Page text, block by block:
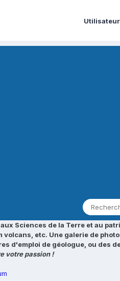
Sciences de la Terre et au
etc. Une galerie de
d'emploi de géologue, ou des
votre passion !